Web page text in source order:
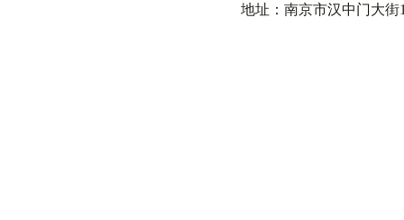
地址：南京市汉中门大